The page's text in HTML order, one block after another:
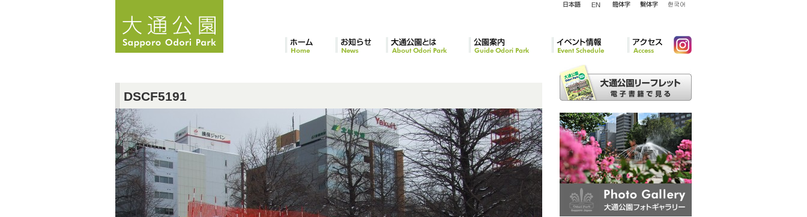
ス
DSCF5191